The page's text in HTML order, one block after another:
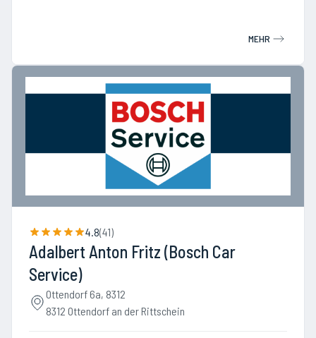
MEHR
4.8(41)
Adalbert Anton Fritz (Bosch Car
Service)
Ottendorf 6a, 8312
8312 Ottendorf an der Rittschein